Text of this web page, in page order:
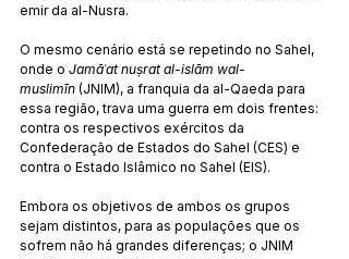
emir da al-Nusra.
O mesmo cenário está se repetindo no Sahel,
onde o Jamāʿat nuṣrat al-islām wal-
muslimīn (JNIM), a franquia da al-Qaeda para
essa região, trava uma guerra em dois frentes:
contra os respectivos exércitos da
Confederação de Estados do Sahel (CES) e
contra o Estado Islâmico no Sahel (EIS).
Embora os objetivos de ambos os grupos
sejam distintos, para as populações que os
sofrem não há grandes diferenças; o JNIM